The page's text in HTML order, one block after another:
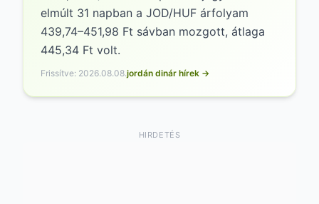
elmúlt 31 napban a JOD/HUF árfolyam
439,74–451,98 Ft sávban mozgott, átlaga
445,34 Ft volt.
Frissítve: 2026.08.08.jordán dinár hírek →
HIRDETÉS